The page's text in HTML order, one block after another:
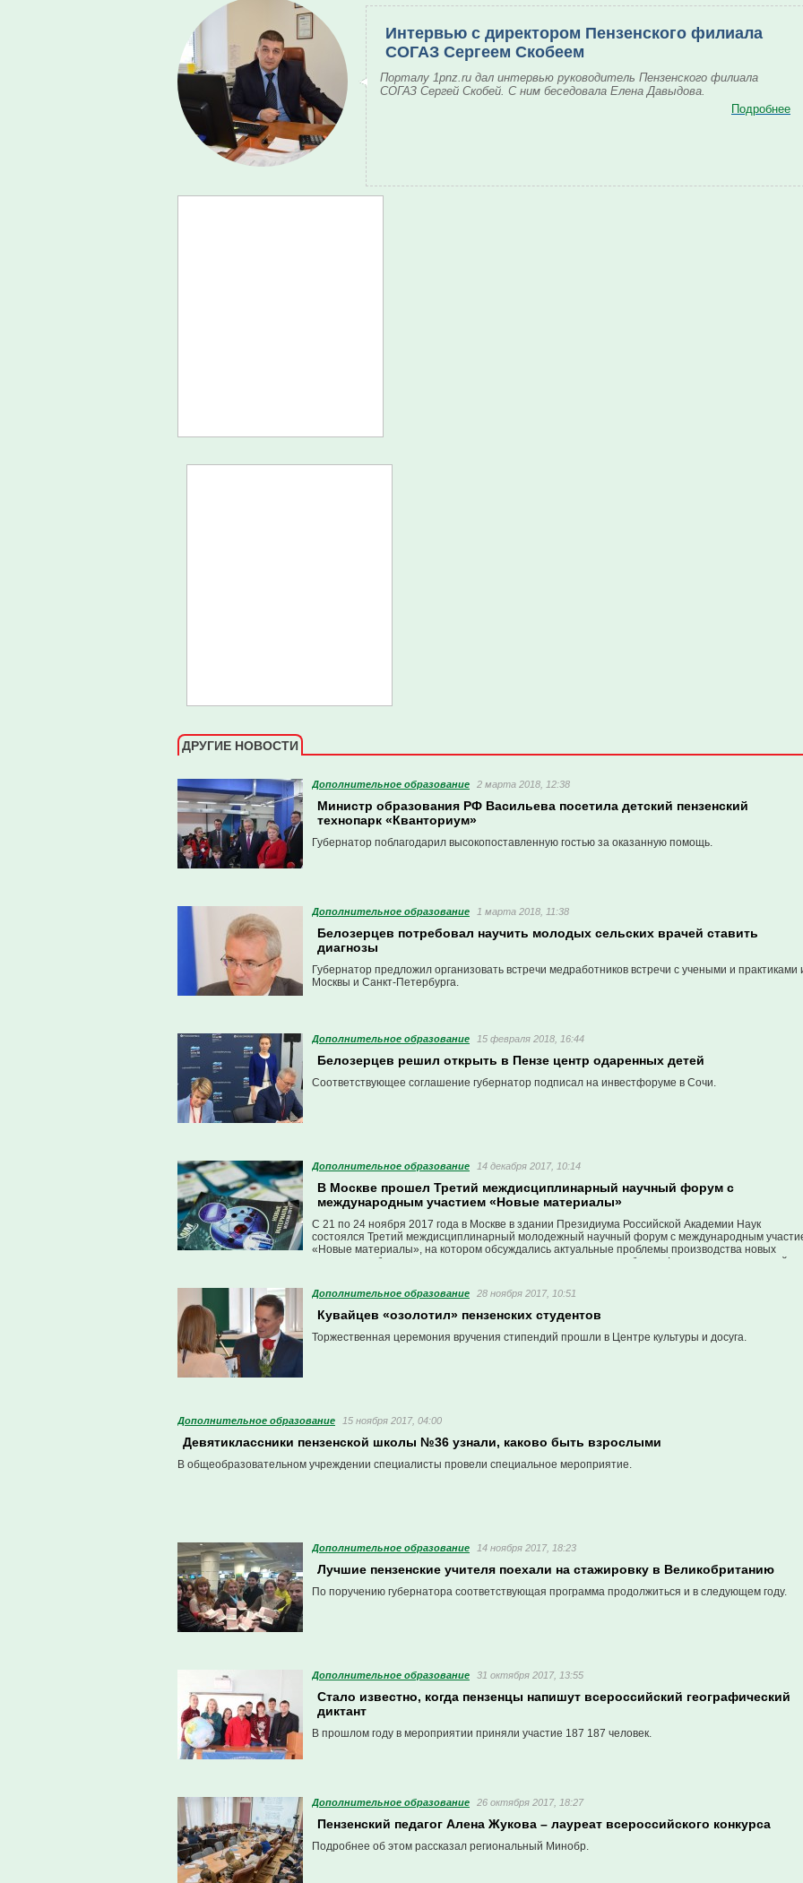
Интервью с директором Пензенского филиала
СОГАЗ Сергеем Скобеем
Порталу 1pnz.ru дал интервью руководитель Пензенского филиала
СОГАЗ Сергей Скобей. С ним беседовала Елена Давыдова.
Подробнее
ДРУГИЕ НОВОСТИ
Дополнительное образование 2 марта 2018, 12:38
Министр образования РФ Васильева посетила детский пензенский
технопарк «Кванториум»
Губернатор поблагодарил высокопоставленную гостью за оказанную помощь.
Дополнительное образование 1 марта 2018, 11:38
Белозерцев потребовал научить молодых сельских врачей ставить
диагнозы
Губернатор предложил организовать встречи медработников встречи с учеными и практиками
Москвы и Санкт-Петербурга.
Дополнительное образование 15 февраля 2018, 16:44
Белозерцев решил открыть в Пензе центр одаренных детей
Соответствующее соглашение губернатор подписал на инвестфоруме в Сочи.
Дополнительное образование 14 декабря 2017, 10:14
В Москве прошел Третий междисциплинарный научный форум с
международным участием «Новые материалы»
С 21 по 24 ноября 2017 года в Москве в здании Президиума Российской Академии Наук
состоялся Третий междисциплинарный молодежный научный форум с международным
«Новые материалы», на котором обсуждались актуальные проблемы производства новых
материалов будущего и перспективные технологии их переработки. Форум прошел в третий
Дополнительное образование 28 ноября 2017, 10:51
Кувайцев «озолотил» пензенских студентов
Торжественная церемония вручения стипендий прошли в Центре культуры и досуга.
Дополнительное образование 15 ноября 2017, 04:00
Девятиклассники пензенской школы №36 узнали, каково быть взрослыми
В общеобразовательном учреждении специалисты провели специальное мероприятие.
Дополнительное образование 14 ноября 2017, 18:23
Лучшие пензенские учителя поехали на стажировку в Великобританию
По поручению губернатора соответствующая программа продолжиться и в следующем году.
Дополнительное образование 31 октября 2017, 13:55
Cтало известно, когда пензенцы напишут всероссийский географический
диктант
В прошлом году в мероприятии приняли участие 187 187 человек.
Дополнительное образование 26 октября 2017, 18:27
Пензенский педагог Алена Жукова – лауреат всероссийского конкурса
Подробнее об этом рассказал региональный Минобр.